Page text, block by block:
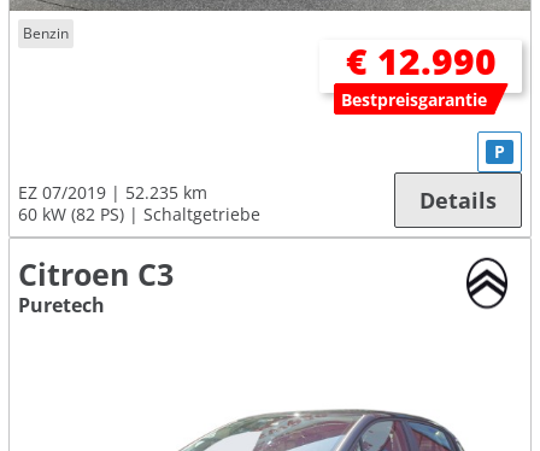
Benzin
€ 12.990
Bestpreisgarantie
EZ 07/2019
52.235 km
60 kW (82 PS)
Schaltgetriebe
P
Details
Citroen C3
Puretech